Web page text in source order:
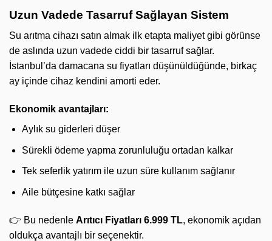
Uzun Vadede Tasarruf Sağlayan Sistem
Su arıtma cihazı satın almak ilk etapta maliyet gibi görünse
de aslında uzun vadede ciddi bir tasarruf sağlar.
İstanbul’da damacana su fiyatları düşünüldüğünde, birkaç
ay içinde cihaz kendini amorti eder.
Ekonomik avantajları:
Aylık su giderleri düşer
Sürekli ödeme yapma zorunluluğu ortadan kalkar
Tek seferlik yatırım ile uzun süre kullanım sağlanır
Aile bütçesine katkı sağlar
👉 Bu nedenle Arıtıcı Fiyatları 6.999 TL, ekonomik açıdan
oldukça avantajlı bir seçenektir.